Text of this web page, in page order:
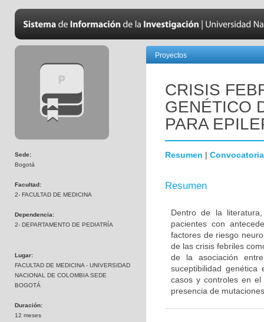
Sede:
Bogotá
Facultad:
2- FACULTAD DE MEDICINA
Dependencia:
2- DEPARTAMENTO DE PEDIATRÍA
Lugar:
FACULTAD DE MEDICINA - UNIVERSIDAD
NACIONAL DE COLOMBIA SEDE
BOGOTÁ
Duración:
12 meses
Proyectos
CRISIS
GENÉTICO
PARA
Resumen | Convocatoria
Resumen
Dentro de la
pacientes con
factores de riesgo
de las crisis febriles
de la asociación
suceptibilidad
casos y controles en
presencia de